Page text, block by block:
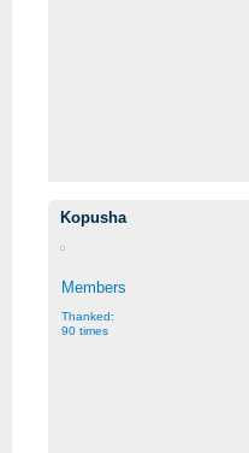
Kopusha
Members
Thanked:
90 times